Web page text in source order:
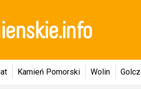
Kamień Pomorski Wolin